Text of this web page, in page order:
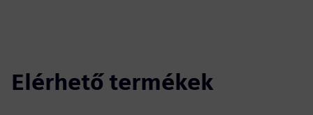
Elérhető termékek